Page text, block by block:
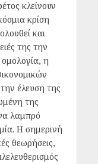
κλείνουν
κρίση
και
της την
η
έλευση της
της
λαμπρό
Η σημερινή
θεωρήσεις,